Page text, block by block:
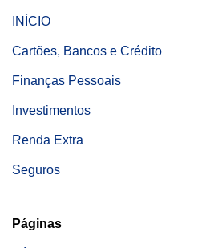
INÍCIO
Cartões, Bancos e Crédito
Finanças Pessoais
Investimentos
Renda Extra
Seguros
Páginas